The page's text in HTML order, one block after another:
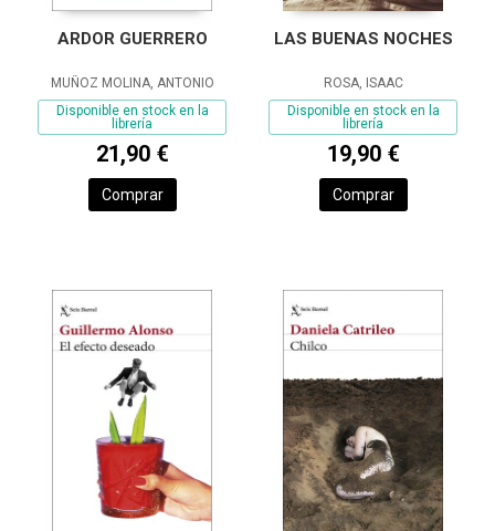
ARDOR GUERRERO
MUÑOZ MOLINA, ANTONIO
Disponible en stock en la
librería
21,90 €
Comprar
LAS BUENAS NOCHES
ROSA, ISAAC
Disponible en stock en la
librería
19,90 €
Comprar